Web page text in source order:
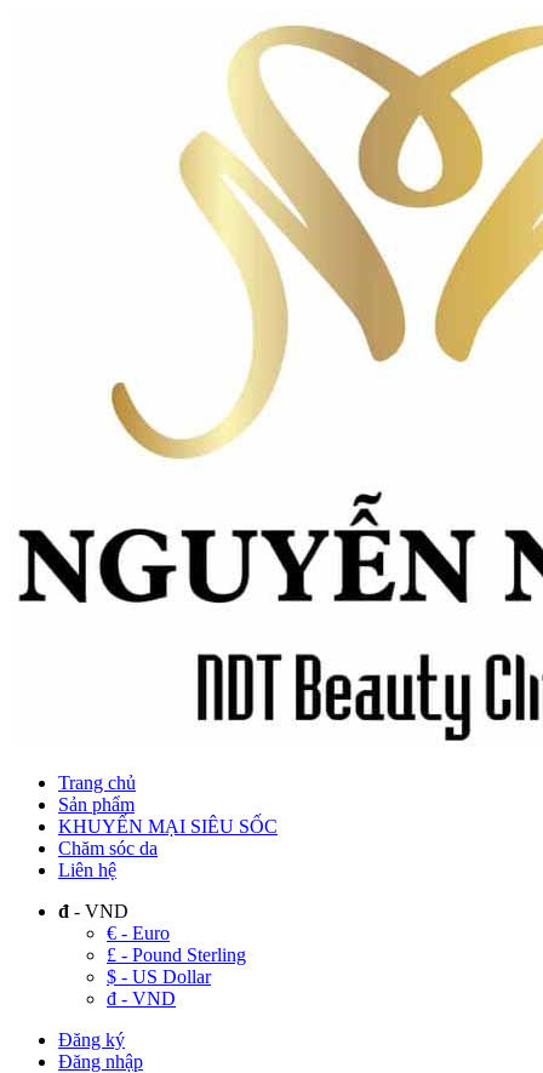
Trang chủ
Sản phẩm
KHUYẾN MẠI SIÊU SỐC
Chăm sóc da
Liên hệ
đ - VND
€ - Euro
£ - Pound Sterling
$ - US Dollar
đ - VND
Đăng ký
Đăng nhập